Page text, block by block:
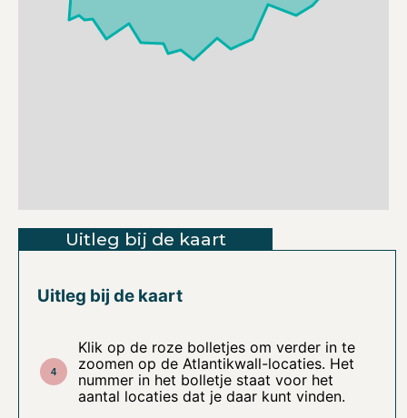
Uitleg bij de kaart
Uitleg bij de kaart
Klik op de roze bolletjes om verder in te
zoomen op de Atlantikwall-locaties. Het
nummer in het bolletje staat voor het
aantal locaties dat je daar kunt vinden.